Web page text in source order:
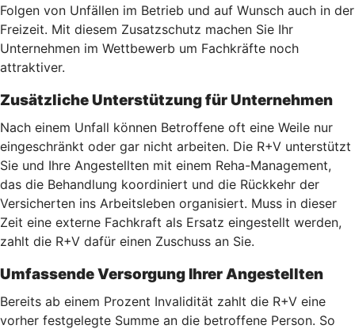
Folgen von Unfällen im Betrieb und auf Wunsch auch in der
Freizeit. Mit diesem Zusatzschutz machen Sie Ihr
Unternehmen im Wettbewerb um Fachkräfte noch
attraktiver.
Zusätzliche Unterstützung für Unternehmen
Nach einem Unfall können Betroffene oft eine Weile nur
eingeschränkt oder gar nicht arbeiten. Die R+V unterstützt
Sie und Ihre Angestellten mit einem Reha-Management,
das die Behandlung koordiniert und die Rückkehr der
Versicherten ins Arbeitsleben organisiert. Muss in dieser
Zeit eine externe Fachkraft als Ersatz eingestellt werden,
zahlt die R+V dafür einen Zuschuss an Sie.
Umfassende Versorgung Ihrer Angestellten
Bereits ab einem Prozent Invalidität zahlt die R+V eine
vorher festgelegte Summe an die betroffene Person. So